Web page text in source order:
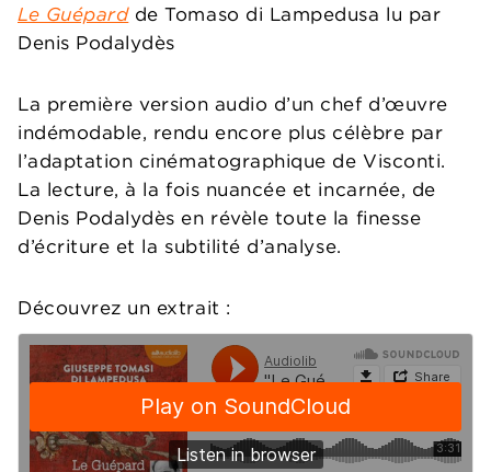
Le Guépardde Tomaso di Lampedusa lu par
Denis Podalydès
La première version audio d’un chef d’œuvre
indémodable, rendu encore plus célèbre par
l’adaptation cinématographique de Visconti.
La lecture, à la fois nuancée et incarnée, de
Denis Podalydès en révèle toute la finesse
d’écriture et la subtilité d’analyse.
Découvrez un extrait :